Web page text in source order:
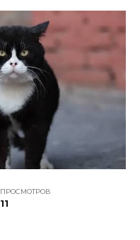
ПРОСМОТРОВ
11